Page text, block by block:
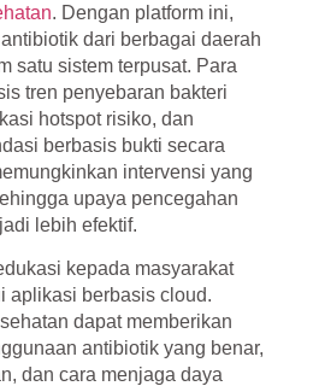
. Dengan platform ini,
dari berbagai daerah
satu sistem terpusat. Para
tren penyebaran bakteri
hotspot risiko, dan
berbasis bukti secara
intervensi yang
upaya pencegahan
lebih efektif.
kepada masyarakat
aplikasi berbasis cloud.
dapat memberikan
antibiotik yang benar,
dan cara menjaga daya